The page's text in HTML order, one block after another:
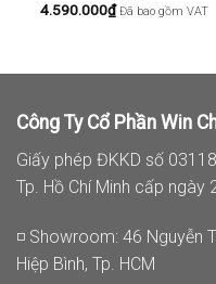
4.590.000₫ Đã bao gồm VAT
Công Ty Cổ Phần Win
Giấy phép ĐKKD số
Tp. Hồ Chí Minh cấp
◽ Showroom: 46 Nguyễn
Hiệp Bình, Tp. HCM